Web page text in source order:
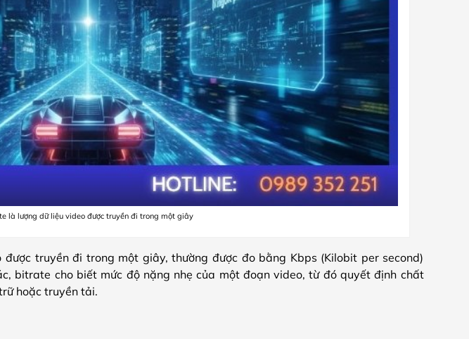
là lượng dữ liệu video được truyền đi trong một giây
truyền đi trong một giây, thường được đo bằng Kbps (Kilobit per second)
bitrate cho biết mức độ nặng nhẹ của một đoạn video, từ đó quyết định chất
hoặc truyền tải.